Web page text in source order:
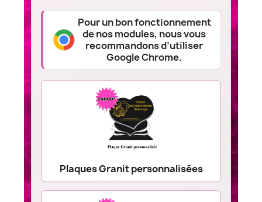
Pour un bon fonctionnement
de nos modules, nous vous
recommandons d’utiliser
Google Chrome.
Plaques Granit personnalisées